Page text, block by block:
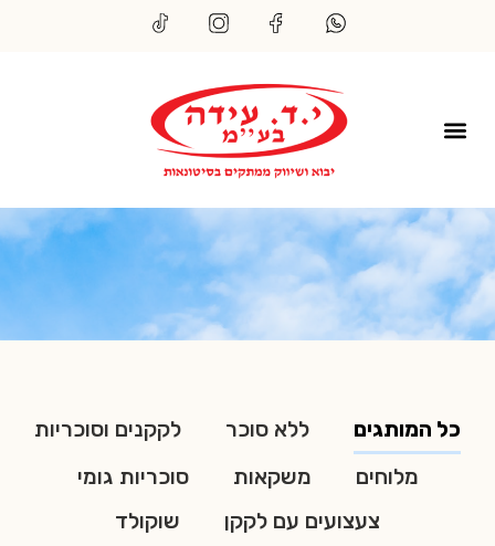
כל המותגים ללא סוכר
לקקנים וסוכריות
מלוחים
משקאות
סוכריות גומי
צעצועים עם לקקן
שוקולד